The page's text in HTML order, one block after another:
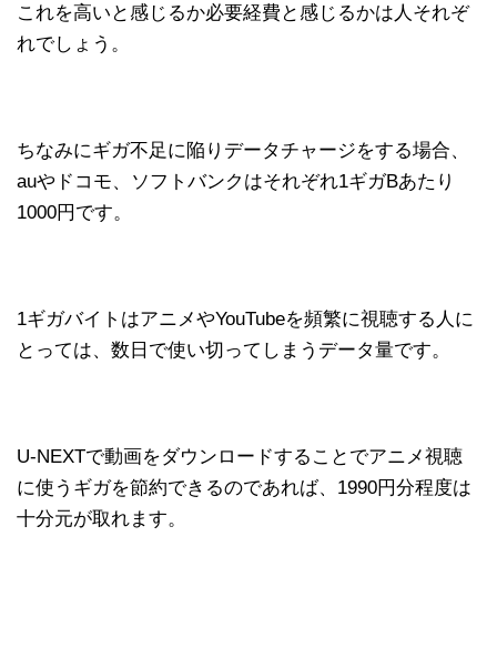
これを高いと感じるか必要経費と感じるかは人それぞ
れでしょう。
ちなみにギガ不足に陥りデータチャージをする場合、
auやドコモ、ソフトバンクはそれぞれ1ギガBあたり
1000円です。
1ギガバイトはアニメやYouTubeを頻繁に視聴する人に
とっては、数日で使い切ってしまうデータ量です。
U-NEXTで動画をダウンロードすることでアニメ視聴
に使うギガを節約できるのであれば、1990円分程度は
十分元が取れます。